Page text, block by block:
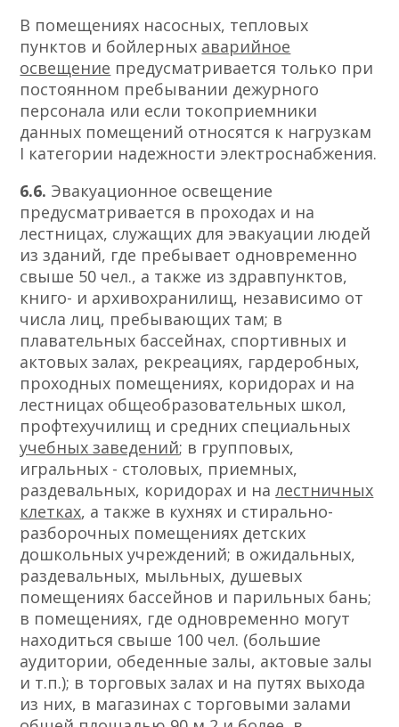
В помещениях насосных, тепловых
пунктов и бойлерных аварийное
освещение предусматривается только при
постоянном пребывании дежурного
персонала или если токоприемники
данных помещений относятся к нагрузкам
I категории надежности электроснабжения.
6.6. Эвакуационное освещение
предусматривается в проходах и на
лестницах, служащих для эвакуации людей
из зданий, где пребывает одновременно
свыше 50 чел., а также из здравпунктов,
книго- и архивохранилищ, независимо от
числа лиц, пребывающих там; в
плавательных бассейнах, спортивных и
актовых залах, рекреациях, гардеробных,
проходных помещениях, коридорах и на
лестницах общеобразовательных школ,
профтехучилищ и средних специальных
учебных заведений; в групповых,
игральных - столовых, приемных,
раздевальных, коридорах и налестничных
клетках, а также в кухнях и стирально-
разборочных помещениях детских
дошкольных учреждений; в ожидальных,
раздевальных, мыльных, душевых
помещениях бассейнов и парильных бань;
в помещениях, где одновременно могут
находиться свыше 100 чел. (большие
аудитории, обеденные залы, актовые залы
и т.п.); в торговых залах и на путях выхода
из них, в магазинах с торговыми залами